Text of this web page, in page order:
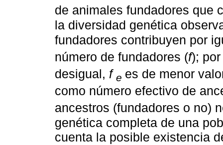
de animales fundadores que
la diversidad genética
fundadores contribuyen por
número de fundadores (f);
desigual, f e es de menor
como número efectivo de
ancestros (fundadores o no)
genética completa de una
cuenta la posible existencia